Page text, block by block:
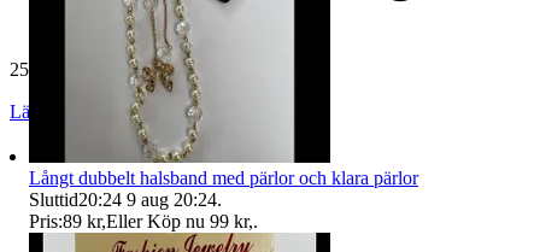
25 824 omdömen
Läs omdömen Följ
Långt dubbelt halsband med pärlor och klara pärlor
Sluttid20:24 9 aug 20:24.
Pris:89 kr,Eller Köp nu 99 kr,.